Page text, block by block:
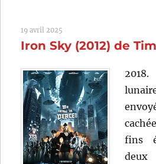
la
19 avril 2025
Iron Sky (2012) de
fins